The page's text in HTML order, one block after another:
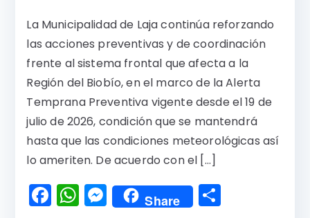
La Municipalidad de Laja continúa reforzando
las acciones preventivas y de coordinación
frente al sistema frontal que afecta a la
Región del Biobío, en el marco de la Alerta
Temprana Preventiva vigente desde el 19 de
julio de 2026, condición que se mantendrá
hasta que las condiciones meteorológicas así
lo ameriten. De acuerdo con el […]
F W M Share